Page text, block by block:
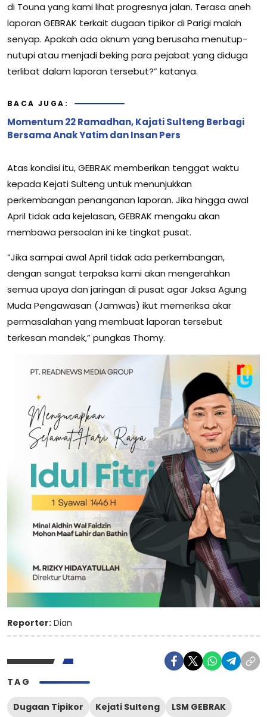
di Touna yang kami lihat progresnya jalan. Terasa aneh
laporan GEBRAK terkait dugaan tipikor di Parigi malah
senyap. Apakah ada oknum yang berusaha menutup-
nutupi atau menjadi beking para pejabat yang diduga
terlibat dalam laporan tersebut?” katanya.
BACA JUGA:
Momentum 22 Ramadhan, Kajati Sulteng Berbagi
Bersama Anak Yatim dan Insan Pers
Atas kondisi itu, GEBRAK memberikan tenggat waktu
kepada Kejati Sulteng untuk menunjukkan
perkembangan penanganan laporan. Jika hingga awal
April tidak ada kejelasan, GEBRAK mengaku akan
membawa persoalan ini ke tingkat pusat.
“Jika sampai awal April tidak ada perkembangan,
dengan sangat terpaksa kami akan mengerahkan
semua upaya dan jaringan di pusat agar Jaksa Agung
Muda Pengawasan (Jamwas) ikut memeriksa akar
permasalahan yang membuat laporan tersebut
terkesan mandek,” pungkas Thomy.
Reporter: Dian
TAG
Dugaan Tipikor Kejati Sulteng
LSM GEBRAK